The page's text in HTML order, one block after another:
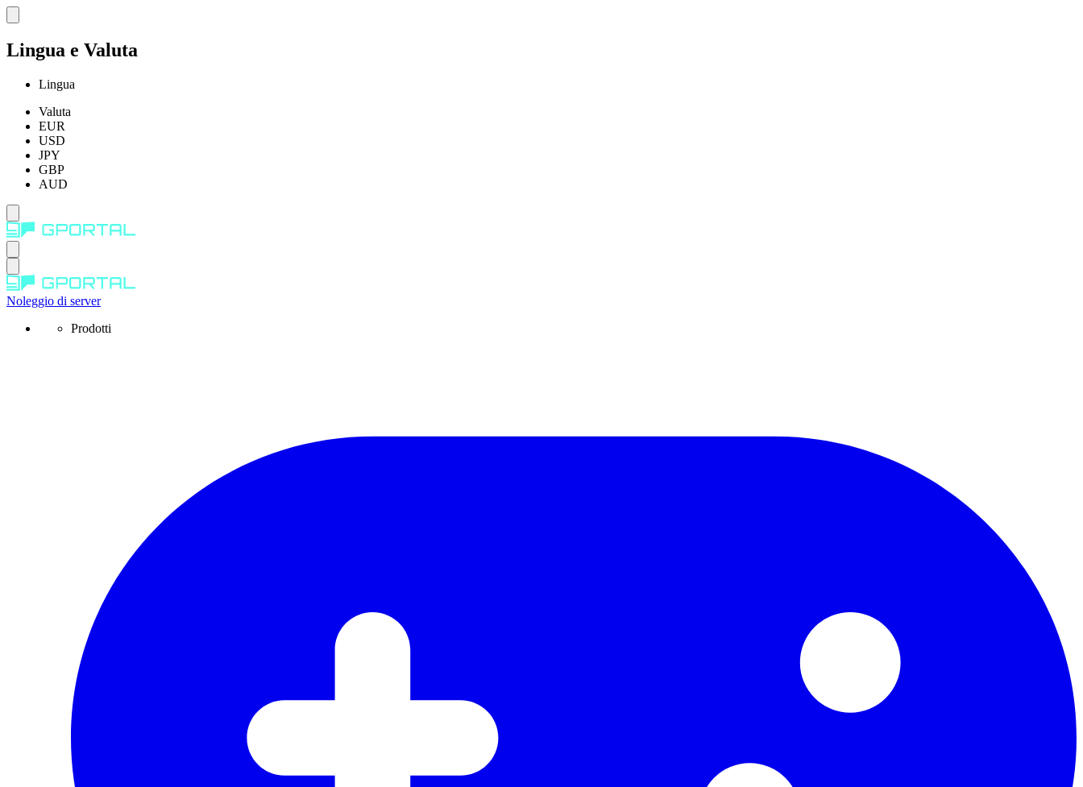
Lingua e Valuta
Lingua
Valuta
EUR
USD
JPY
GBP
AUD
Noleggio di server
Prodotti